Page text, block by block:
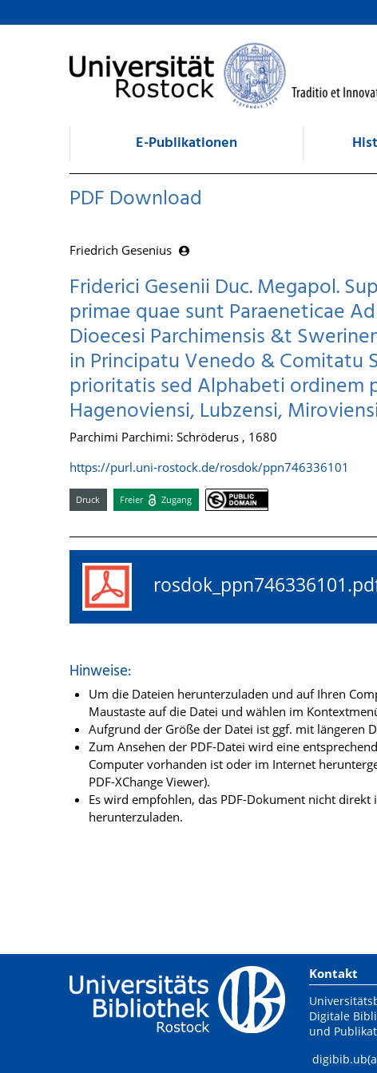
zum Inhalt
E-Publikationen
PDF Download
Friedrich Gesenius
Friderici Gesenii Duc. Megapol.
primae quae sunt Paraeneticae
Dioecesi Parchimensis &t
in Principatu Venedo & Comitatu
prioritatis sed Alphabeti ordinem
Hagenoviensi, Lubzensi,
Parchimi Parchimi: Schröderus , 1680
https://purl.uni-rostock.de/rosdok/ppn746336101
Druck Freier Zugang
Hinweise:
Um die Dateien herunterzuladen und auf Ihren
Maustaste auf die Datei und wählen im
Aufgrund der Größe der Datei ist ggf. mit längeren
Zum Ansehen der PDF-Datei wird eine
Computer vorhanden ist oder im Internet
PDF-XChange Viewer).
Es wird empfohlen, das PDF-Dokument nicht
herunterzuladen.
Kontakt
Digitale
und